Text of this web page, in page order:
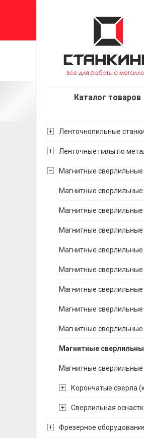
Каталог товаров
Ленточнопильные станки
Ленточные пилы по
Магнитные сверлильные
Сверлильная
Фрезерное